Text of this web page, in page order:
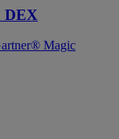
DEX
Magic